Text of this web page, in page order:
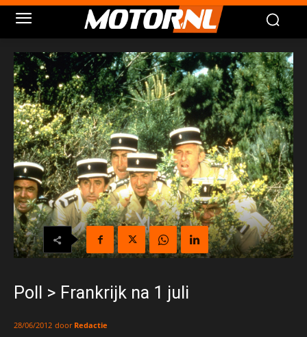
Poll > Frankrijk na 1 juli
28/06/2012 door Redactie